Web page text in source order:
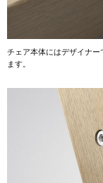
チェア本体にはデザイナ
ます。